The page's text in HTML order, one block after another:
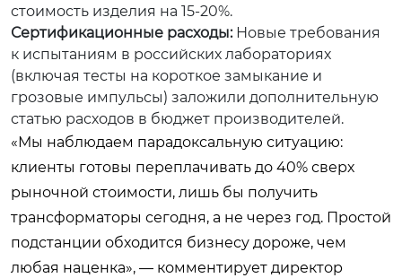
стоимость изделия на 15-20%.
Сертификационные расходы:Новые требования
к испытаниям в российских лабораториях
(включая тесты на короткое замыкание и
грозовые импульсы) заложили дополнительную
статью расходов в бюджет производителей.
«Мы наблюдаем парадоксальную ситуацию:
клиенты готовы переплачивать до 40% сверх
рыночной стоимости, лишь бы получить
трансформаторы сегодня, а не через год. Простой
подстанции обходится бизнесу дороже, чем
любая наценка», — комментирует директор